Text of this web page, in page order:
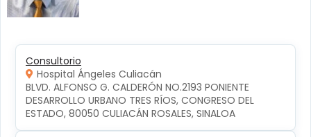
Consultorio
Hospital Ángeles Culiacán
BLVD. ALFONSO G. CALDERÓN NO.2193 PONIENTE
DESARROLLO URBANO TRES RÍOS, CONGRESO DEL
ESTADO, 80050 CULIACÁN ROSALES, SINALOA